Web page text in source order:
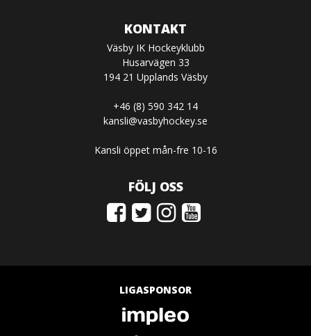
KONTAKT
Väsby IK Hockeyklubb
Husarvägen 33
194 21 Upplands Väsby
+46 (8) 590 342 14
kansli@vasbyhockey.se
Kansli öppet mån-fre 10-16
FÖLJ OSS
LIGASPONSOR